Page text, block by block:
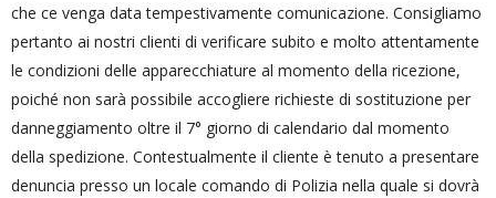
che ce venga data tempestivamente comunicazione. Consigliamo
pertanto ai nostri clienti di verificare subito e molto attentamente
le condizioni delle apparecchiature al momento della ricezione,
poiché non sarà possibile accogliere richieste di sostituzione per
danneggiamento oltre il 7° giorno di calendario dal momento
della spedizione. Contestualmente il cliente è tenuto a presentare
denuncia presso un locale comando di Polizia nella quale si dovrà